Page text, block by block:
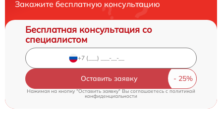
Закажите бесплатную консультацию
Бесплатная консультация со
специалистом
Оставить заявку
Нажимая на кнопку "Оставить заявку" Вы соглашаетесь cполитикой
конфиденциальности